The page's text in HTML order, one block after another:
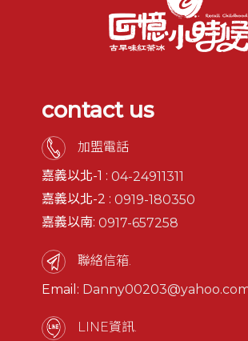
contact us
加盟電話
嘉義以北-1 :04-24911311
嘉義以北-2 :0919-180350
嘉義以南:0917-657258
聯絡信箱.
Email:
LINE資訊.